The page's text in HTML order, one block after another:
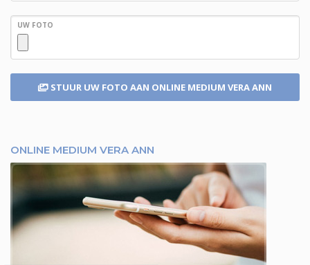
UW FOTO
STUUR UW FOTO AAN ONLINE MEDIUM VERA ANN
ONLINE MEDIUM VERA ANN